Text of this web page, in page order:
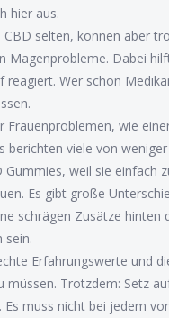
hier aus.
selten, können aber
Magenprobleme. Dabei
Wer schon
Frauenproblemen, wie
viele von
weil sie einfach
Es gibt große
schrägen Zusätze
sein.
Erfahrungswerte und
müssen. Trotzdem: Setz
muss nicht bei jedem